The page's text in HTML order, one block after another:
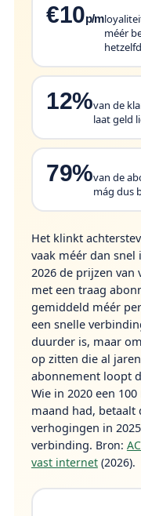
€10p/m
méér
12%van de
laat geld
79%van de
mág dus
Het klinkt
vaak méér dan snel
2026 de prijzen van
met een traag
gemiddeld méér
een snelle
duurder is, maar
op zitten die al
abonnement loopt
Wie in 2020 een
maand had,
verhogingen in
verbinding. Bron:
vast internet(2026).